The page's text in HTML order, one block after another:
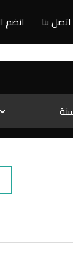
اتصل بنا انضم
من المواعيد.